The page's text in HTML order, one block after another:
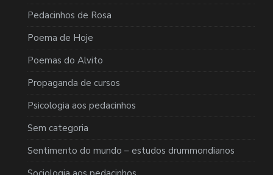
Pedacinhos de Rosa
Poema de Hoje
Poemas do Alvito
Propaganda de cursos
Psicologia aos pedacinhos
Sem categoria
Sentimento do mundo – estudos drummondianos